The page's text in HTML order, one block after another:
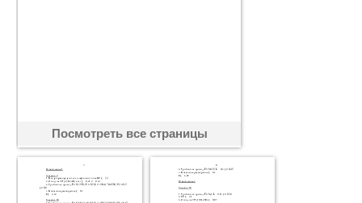
Посмотреть все страницы